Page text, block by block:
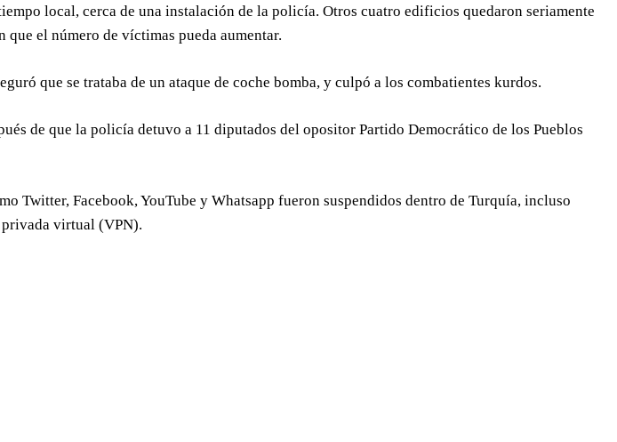
local, cerca de una instalación de la policía. Otros cuatro edificios quedaron seriamente
que el número de víctimas pueda aumentar.
que se trataba de un ataque de coche bomba, y culpó a los combatientes kurdos.
de que la policía detuvo a 11 diputados del opositor Partido Democrático de los Pueblos
Twitter, Facebook, YouTube y Whatsapp fueron suspendidos dentro de Turquía, incluso
privada virtual (VPN).